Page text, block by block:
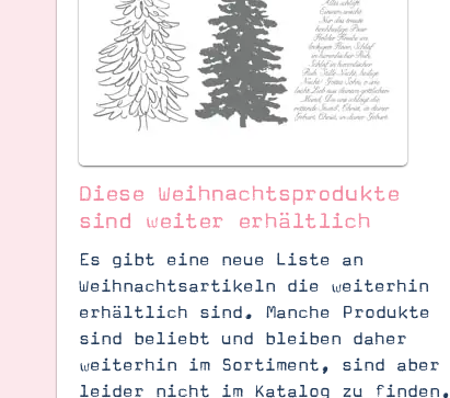
Suche Impressum Datenschutz
Diese Weihnachtsprodukte
sind weiter erhältlich
Es gibt eine neue Liste an
Weihnachtsartikeln die weiterhin
erhältlich sind. Manche Produkte
sind beliebt und bleiben daher
weiterhin im Sortiment, sind aber
leider nicht im Katalog zu finden,